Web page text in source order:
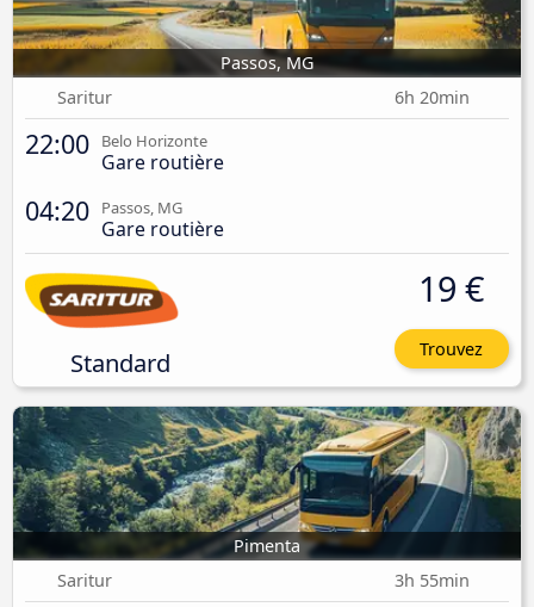
Passos, MG
Saritur
6h 20min
22:00 Belo Horizonte
Gare routière
04:20 Passos, MG
Gare routière
Standard
19 €
Trouvez
Pimenta
Saritur
3h 55min